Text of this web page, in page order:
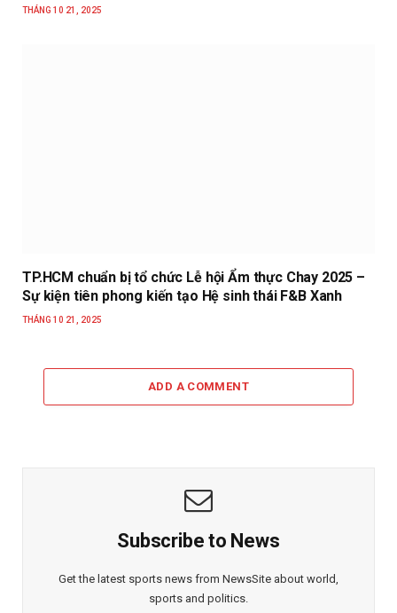
THÁNG 10 21, 2025
TP.HCM chuẩn bị tổ chức Lễ hội Ẩm thực Chay 2025 –
Sự kiện tiên phong kiến tạo Hệ sinh thái F&B Xanh
THÁNG 10 21, 2025
ADD A COMMENT
Subscribe to News
Get the latest sports news from NewsSite about world,
sports and politics.